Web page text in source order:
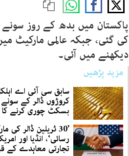
کی گئی، جبکہ عالمی مارکیٹ
دیکھنے میں آئی۔
مزید پڑھیں
سابق سی آئی اے
کروڑوں ڈالر کے
بسکٹ چوری کرنے کا
’30 ٹریلین ڈالر کی
رسائی‘، انڈیا اور
تجارتی معاہدے کے